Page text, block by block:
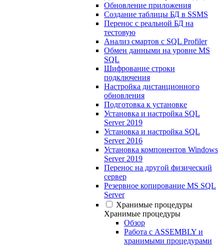
Обновление приложения
Создание таблицы БД в SSMS
Перенос с реальной БД на
тестовую
Анализ смартов с SQL Profiler
Обмен данными на уровне MS
SQL
Шифрование строки
подключения
Настройка дистанционного
обновления
Подготовка к установке
Установка и настройка SQL
Server 2019
Установка и настройка SQL
Server 2016
Установка компонентов Windows
Server 2019
Перенос на другой физический
сервер
Резервное копирование MS SQL
Server
Хранимые процедуры
Хранимые процедуры
Обзор
Работа с ASSEMBLY и
хранимыми процедурами